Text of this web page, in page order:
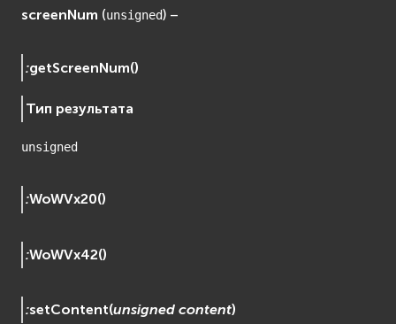
screenNum (unsigned) –
:getScreenNum()
Тип результата
unsigned
:WoWVx20()
:WoWVx42()
:setContent(unsigned content)